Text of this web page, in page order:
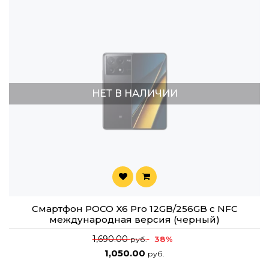
НЕТ В НАЛИЧИИ
Смартфон POCO X6 Pro 12GB/256GB с NFC
международная версия (черный)
1,690.00руб. 38%
1,050.00 руб.